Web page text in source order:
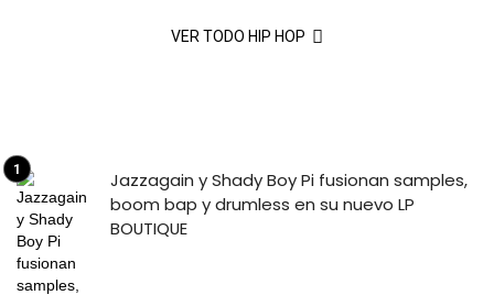
VER TODO HIP HOP
Jazzagain y Shady Boy Pi fusionan samples,
boom bap y drumless en su nuevo LP
BOUTIQUE